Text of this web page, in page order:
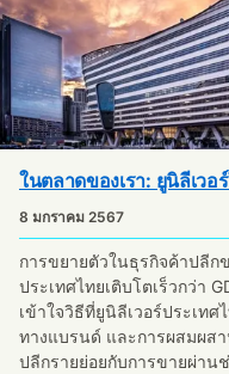
ในตลาดของเรา: ยูนิลีเวอ
8 มกราคม 2567
การขยายตัวในธุรกิจค้าปลีก
ประเทศไทยเติบโตเร็วกว่า
เข้าใจวิธีที่ยูนิลีเวอร์ประเทศ
ทางแบรนด์ และการผสมผส
ปลีกรายย่อยกับการขายผ่าน